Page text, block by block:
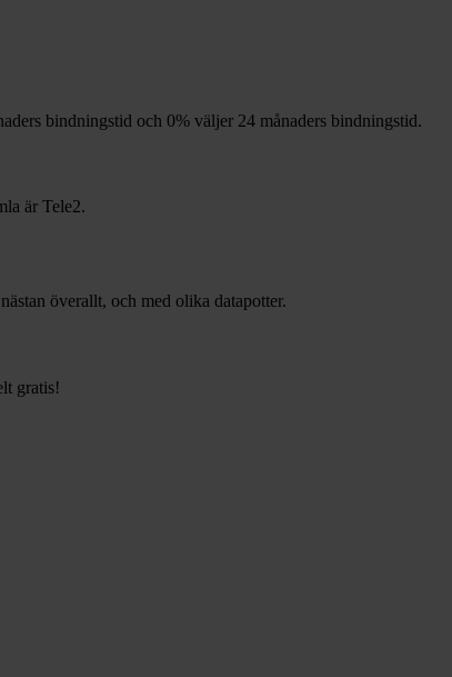
bindningstid och 0% väljer 24 månaders bindningstid.
är Tele2.
överallt, och med olika datapotter.
gratis!